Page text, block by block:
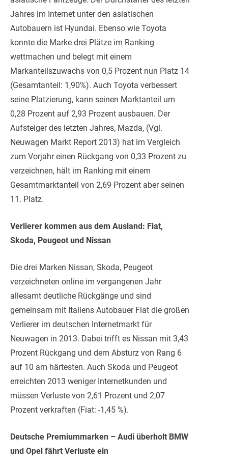
Jahres im Internet unter den asiatischen
Autobauern ist Hyundai. Ebenso wie Toyota
konnte die Marke drei Plätze im Ranking
wettmachen und belegt mit einem
Markanteilszuwachs von 0,5 Prozent nun Platz 14
(Gesamtanteil: 1,90%). Auch Toyota verbessert
seine Platzierung, kann seinen Marktanteil um
0,28 Prozent auf 2,93 Prozent ausbauen. Der
Aufsteiger des letzten Jahres, Mazda, (Vgl.
Neuwagen Markt Report 2013) hat im Vergleich
zum Vorjahr einen Rückgang von 0,33 Prozent zu
verzeichnen, hält im Ranking mit einem
Gesamtmarktanteil von 2,69 Prozent aber seinen
11. Platz.
Verlierer kommen aus dem Ausland: Fiat,
Skoda, Peugeot und Nissan
Die drei Marken Nissan, Skoda, Peugeot
verzeichneten online im vergangenen Jahr
allesamt deutliche Rückgänge und sind
gemeinsam mit Italiens Autobauer Fiat die großen
Verlierer im deutschen Internetmarkt für
Neuwagen in 2013. Dabei trifft es Nissan mit 3,43
Prozent Rückgang und dem Absturz von Rang 6
auf 10 am härtesten. Auch Skoda und Peugeot
erreichten 2013 weniger Internetkunden und
müssen Verluste von 2,61 Prozent und 2,07
Prozent verkraften (Fiat: -1,45 %).
Deutsche Premiummarken – Audi überholt BMW
und Opel fährt Verluste ein